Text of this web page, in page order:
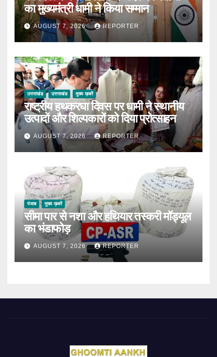
का मुख्यमंत्री धामी ने किया सम्मान
AUGUST 7, 2026 REPORTER
उत्तराखंड उत्तराखंड मुख्य ख़बरें
राष्ट्रीय हथकरघा दिवस पर धामी ने स्थानीय
उत्पादों और शिल्पकारों को दिया प्रोत्साहन
AUGUST 7, 2026 REPORTER
पंजाब मुख्य ख़बरें
सीमा पार से नशा और हथियार तस्करी मॉड्यूल
का भंडाफोड़
AUGUST 7, 2026 REPORTER